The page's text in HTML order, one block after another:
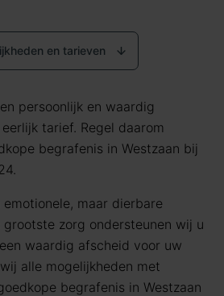
en tarieven
persoonlijk en waardig
tarief. Regel daarom
begrafenis in Westzaan bij
maar dierbare
zorg ondersteunen wij u
waardig afscheid voor uw
alle mogelijkheden met
begrafenis in Westzaan